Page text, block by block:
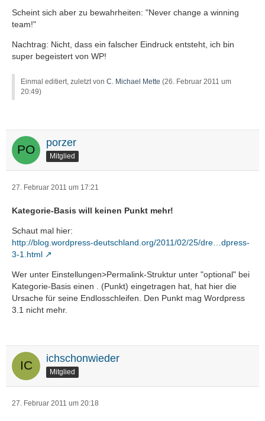
Scheint sich aber zu bewahrheiten: "Never change a winning
team!"
Nachtrag: Nicht, dass ein falscher Eindruck entsteht, ich bin
super begeistert von WP!
Einmal editiert, zuletzt von C. Michael Mette (26. Februar 2011 um
20:49)
porzer
Mitglied
27. Februar 2011 um 17:21
Kategorie-Basis will keinen Punkt mehr!
Schaut mal hier:
http://blog.wordpress-deutschland.org/2011/02/25/dre…dpress-
3-1.html
Wer unter Einstellungen>Permalink-Struktur unter "optional" bei
Kategorie-Basis einen . (Punkt) eingetragen hat, hat hier die
Ursache für seine Endlosschleifen. Den Punkt mag Wordpress
3.1 nicht mehr.
ichschonwieder
Mitglied
27. Februar 2011 um 20:18